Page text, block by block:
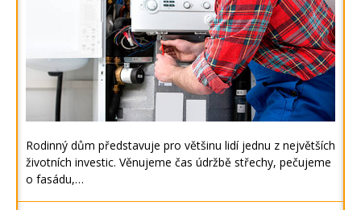
Rodinný dům představuje pro většinu lidí jednu z největších
životních investic. Věnujeme čas údržbě střechy, pečujeme
o fasádu,…